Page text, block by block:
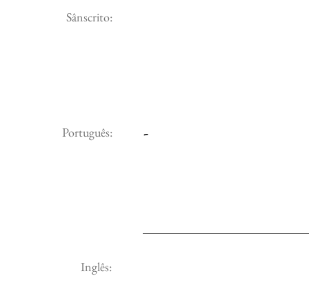
Sânscrito:
Português: -
Inglês: